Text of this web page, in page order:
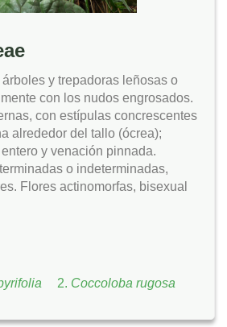
y trepadoras leñosas o
con los nudos engrosados.
con estípulas concrescentes
alrededor del tallo (ócrea);
y venación pinnada.
o indeterminadas,
Flores actinomorfas, bisexual
Coccoloba rugosa